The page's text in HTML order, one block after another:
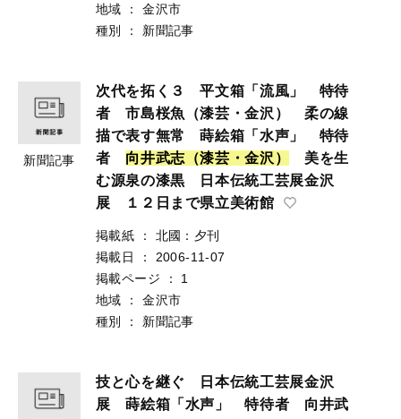
地域
：
金沢市
種別
： 新聞記事
新聞記事
次代を拓く３ 平文箱「流風」 特待
者 市島桜魚（漆芸・金沢） 柔の線
描で表す無常 蒔絵箱「水声」 特待
者 向井武志 （漆芸 ・金沢 ）
美を生
む源泉の漆黒 日本伝統工芸展金沢
展 １２日まで県立美術館
掲載紙 ：
北國：夕刊
掲載日
：
2006-11-07
掲載ページ
：
1
地域
：
金沢市
種別
： 新聞記事
技と心を継ぐ 日本伝統工芸展金沢
展 蒔絵箱「水声」 特待者 向井武